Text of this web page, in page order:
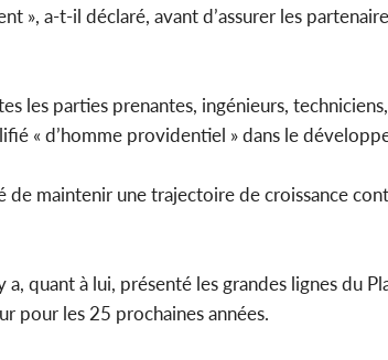
», a-t-il déclaré, avant d’assurer les
les parties prenantes, ingénieurs,
« d’homme providentiel » dans le
de maintenir une trajectoire de croissance
quant à lui, présenté les grandes lignes du
pour les 25 prochaines années.